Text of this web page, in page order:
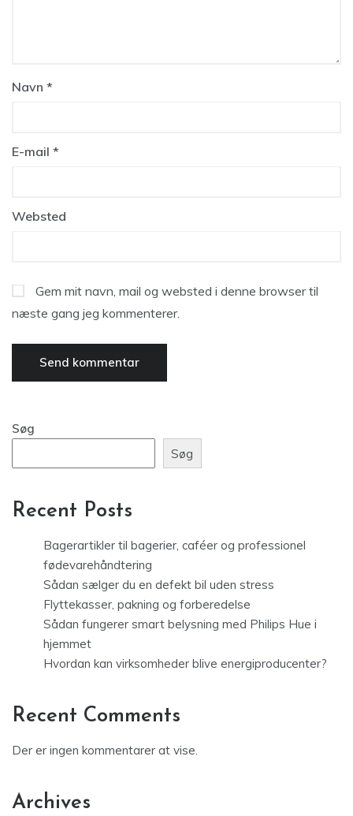
Navn *
E-mail *
Websted
Gem mit navn, mail og websted i denne browser til
næste gang jeg kommenterer.
Søg
Søg
Recent Posts
Bagerartikler til bagerier, caféer og professionel
fødevarehåndtering
Sådan sælger du en defekt bil uden stress
Flyttekasser, pakning og forberedelse
Sådan fungerer smart belysning med Philips Hue i
hjemmet
Hvordan kan virksomheder blive energiproducenter?
Recent Comments
Der er ingen kommentarer at vise.
Archives